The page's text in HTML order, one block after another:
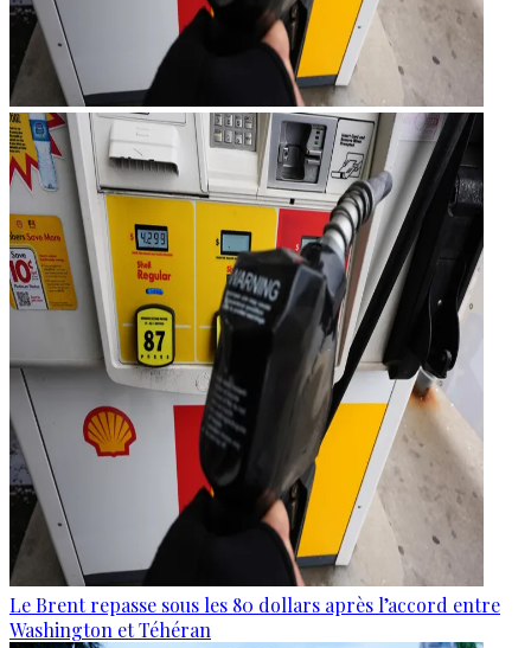
Le Brent repasse sous les 80 dollars après l’accord entre
Washington et Téhéran